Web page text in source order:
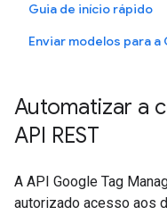
Guia de início rápido
Automatizar a
API REST
A API Google Tag
autorizado acesso aos